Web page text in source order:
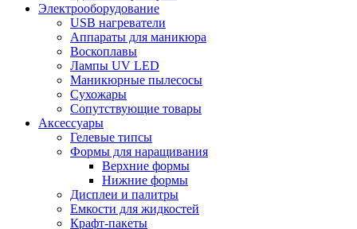
Электрооборудование
USB нагреватели
Аппараты для маникюра
Воскоплавы
Лампы UV LED
Маникюрные пылесосы
Сухожары
Сопутствующие товары
Аксессуары
Гелевые типсы
Формы для наращивания
Верхние формы
Нижние формы
Дисплеи и палитры
Емкости для жидкостей
Крафт-пакеты